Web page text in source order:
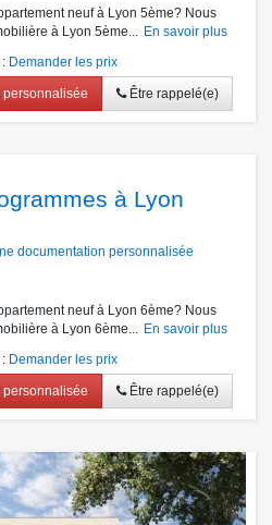
neuf à Lyon 5ème? Nous
à Lyon 5ème... En savoir plus
: Demander les prix
Être rappelé(e)
à Lyon
documentation personnalisée
neuf à Lyon 6ème? Nous
à Lyon 6ème... En savoir plus
: Demander les prix
Être rappelé(e)